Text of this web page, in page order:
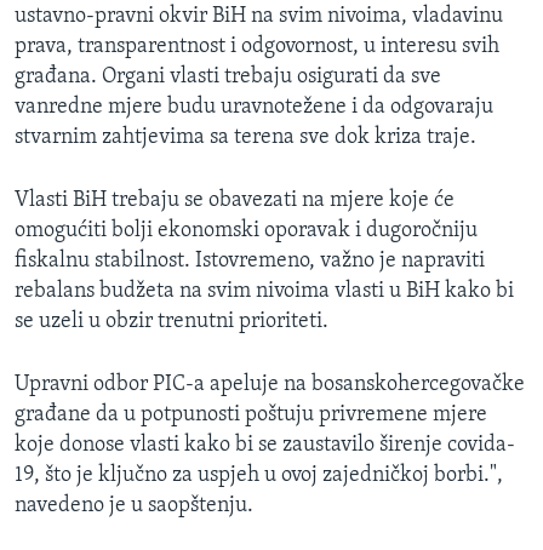
ustavno-pravni okvir BiH na svim nivoima, vladavinu
prava, transparentnost i odgovornost, u interesu svih
građana. Organi vlasti trebaju osigurati da sve
vanredne mjere budu uravnotežene i da odgovaraju
stvarnim zahtjevima sa terena sve dok kriza traje.
Vlasti BiH trebaju se obavezati na mjere koje će
omogućiti bolji ekonomski oporavak i dugoročniju
fiskalnu stabilnost. Istovremeno, važno je napraviti
rebalans budžeta na svim nivoima vlasti u BiH kako bi
se uzeli u obzir trenutni prioriteti.
Upravni odbor PIC-a apeluje na bosanskohercegovačke
građane da u potpunosti poštuju privremene mjere
koje donose vlasti kako bi se zaustavilo širenje covida-
19, što je ključno za uspjeh u ovoj zajedničkoj borbi.",
navedeno je u saopštenju.